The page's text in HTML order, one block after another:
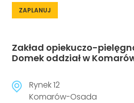
ZAPLANUJ
Zakład opiekuczo-
Domek oddział w
Rynek 12
Komarów-Osada